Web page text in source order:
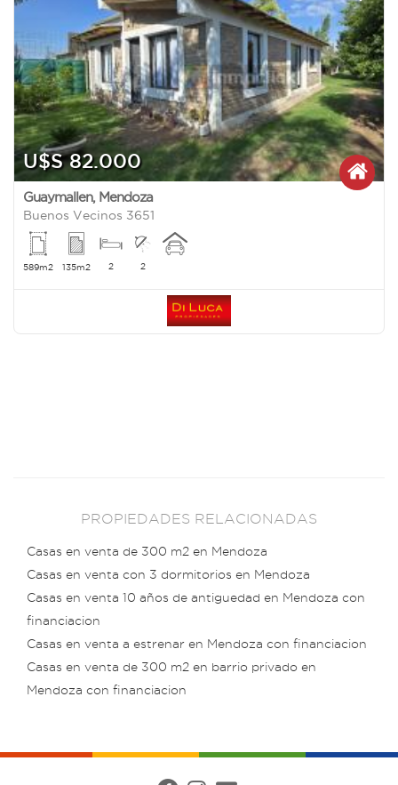
U$S 82.000
Guaymallen, Mendoza
Buenos Vecinos 3651
589m2 135m2 2 2
PROPIEDADES RELACIONADAS
Casas en venta de 300 m2 en Mendoza
Casas en venta con 3 dormitorios en Mendoza
Casas en venta 10 años de antiguedad en Mendoza con
financiacion
Casas en venta a estrenar en Mendoza con financiacion
Casas en venta de 300 m2 en barrio privado en
Mendoza con financiacion